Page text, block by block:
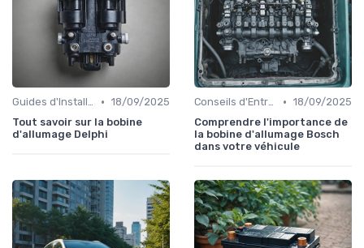
Guides d'Installation et de Réparation • 18/09/2025
Tout savoir sur la bobine
d'allumage Delphi
Conseils d'Entretien Auto • 18/09/2025
Comprendre l'importance de
la bobine d'allumage Bosch
dans votre véhicule